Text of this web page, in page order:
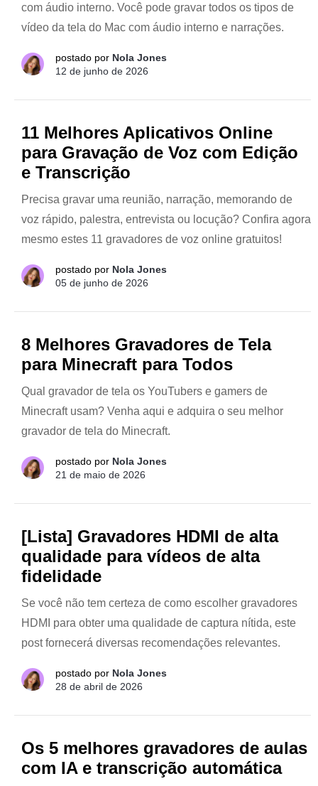
com áudio interno. Você pode gravar todos os tipos de
vídeo da tela do Mac com áudio interno e narrações.
postado por Nola Jones
12 de junho de 2026
11 Melhores Aplicativos Online
para Gravação de Voz com Edição
e Transcrição
Precisa gravar uma reunião, narração, memorando de
voz rápido, palestra, entrevista ou locução? Confira agora
mesmo estes 11 gravadores de voz online gratuitos!
postado por Nola Jones
05 de junho de 2026
8 Melhores Gravadores de Tela
para Minecraft para Todos
Qual gravador de tela os YouTubers e gamers de
Minecraft usam? Venha aqui e adquira o seu melhor
gravador de tela do Minecraft.
postado por Nola Jones
21 de maio de 2026
[Lista] Gravadores HDMI de alta
qualidade para vídeos de alta
fidelidade
Se você não tem certeza de como escolher gravadores
HDMI para obter uma qualidade de captura nítida, este
post fornecerá diversas recomendações relevantes.
postado por Nola Jones
28 de abril de 2026
Os 5 melhores gravadores de aulas
com IA e transcrição automática